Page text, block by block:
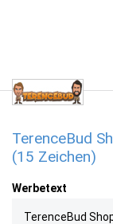
TerenceBud
(15 Zeichen)
Werbetext
TerenceBud